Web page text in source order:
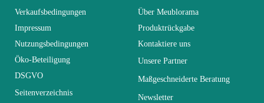
Lieferzeiten (Anz.
Tage)
0
Abmessungen 250x150x40
Elektrisch Elektrisch
Verkaufsbedingungen
Impressum
Nutzungsbedingungen
Öko-Beteiligung
DSGVO
Seitenverzeichnis
Über Meublorama
Produktrückgabe
Kontaktiere uns
Unsere Partner
Maßgeschneiderte Beratung
Newsletter